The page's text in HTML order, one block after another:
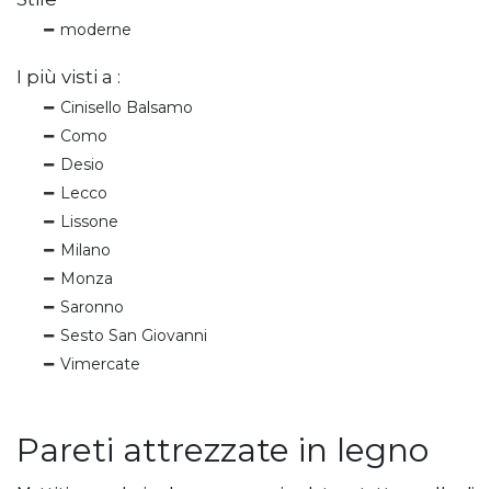
moderne
I più visti a :
Cinisello Balsamo
Como
Desio
Lecco
Lissone
Milano
Monza
Saronno
Sesto San Giovanni
Vimercate
Pareti attrezzate in legno